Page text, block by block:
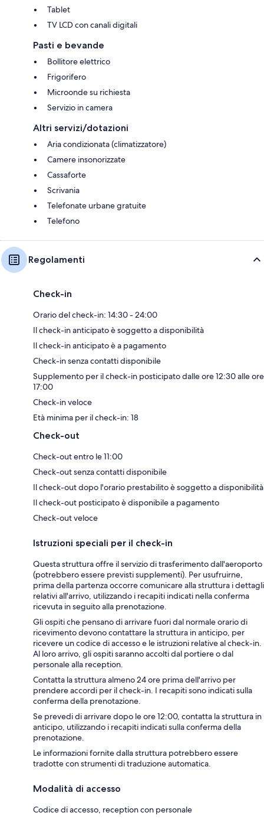
Tablet
TV LCD con canali digitali
Pasti e bevande
Bollitore elettrico
Frigorifero
Microonde su richiesta
Servizio in camera
Altri servizi/dotazioni
Aria condizionata (climatizzatore)
Camere insonorizzate
Cassaforte
Scrivania
Telefonate urbane gratuite
Telefono
Regolamenti
Check-in
Orario del check-in: 14:30 - 24:00
Il check-in anticipato è soggetto a disponibilità
Il check-in anticipato è a pagamento
Check-in senza contatti disponibile
Supplemento per il check-in posticipato dalle ore 12:30 alle ore
17:00
Check-in veloce
Età minima per il check-in: 18
Check-out
Check-out entro le 11:00
Check-out senza contatti disponibile
Il check-out dopo l'orario prestabilito è soggetto a disponibilità
Il check-out posticipato è disponibile a pagamento
Check-out veloce
Istruzioni speciali per il check-in
Questa struttura offre il servizio di trasferimento dall'aeroporto
(potrebbero essere previsti supplementi). Per usufruirne,
prima della partenza occorre comunicare alla struttura i dettagli
relativi all'arrivo, utilizzando i recapiti indicati nella conferma
ricevuta in seguito alla prenotazione.
Gli ospiti che pensano di arrivare fuori dal normale orario di
ricevimento devono contattare la struttura in anticipo, per
ricevere un codice di accesso e le istruzioni relative al check-in.
Al loro arrivo, gli ospiti saranno accolti dal portiere o dal
personale alla reception.
Contatta la struttura almeno 24 ore prima dell'arrivo per
prendere accordi per il check-in. I recapiti sono indicati sulla
conferma della prenotazione.
Se prevedi di arrivare dopo le ore 12:00, contatta la struttura in
anticipo, utilizzando i recapiti indicati sulla conferma della
prenotazione.
Le informazioni fornite dalla struttura potrebbero essere
tradotte con strumenti di traduzione automatica.
Modalità di accesso
Codice di accesso, reception con personale